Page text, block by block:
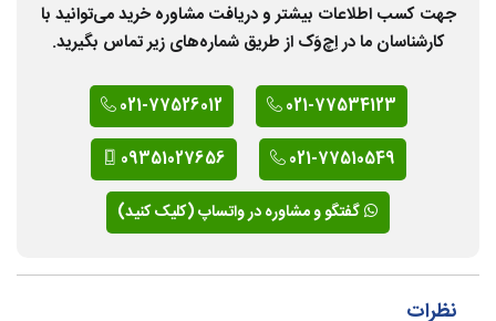
جهت کسب اطلاعات بیشتر و دریافت مشاوره خرید می‌توانید با
کارشناسان ما در اِچ‌وَک از طریق شماره‌های زیر تماس بگیرید.
021-77534123
021-77526012
021-77510549
09351027656
گفتگو و مشاوره در واتساپ (کلیک کنید)
نظرات